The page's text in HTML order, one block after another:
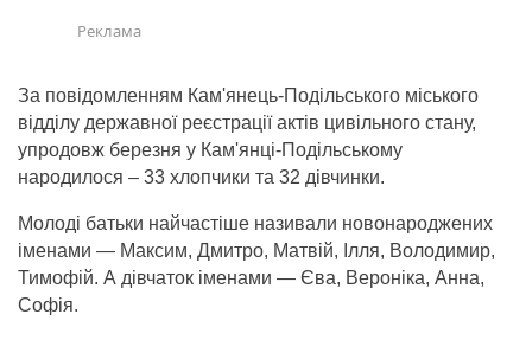
За повідомленням Кам'янець-Подільського міського
відділу державної реєстрації актів цивільного стану,
упродовж березня у Кам'янці-Подільському
народилося – 33 хлопчики та 32 дівчинки.
Молоді батьки найчастіше називали новонароджених
іменами — Максим, Дмитро, Матвій, Ілля, Володимир,
Тимофій. А дівчаток іменами — Єва, Вероніка, Анна,
Софія.